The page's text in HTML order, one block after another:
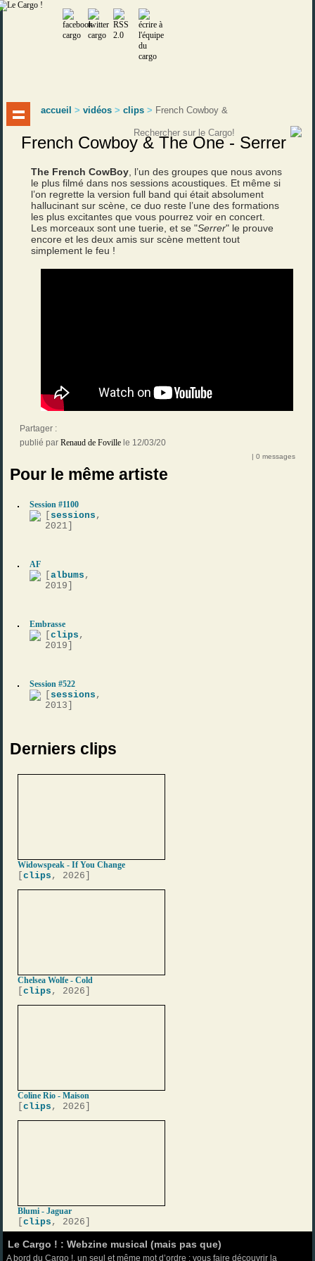
accueil >vidéos >clips > French Cowboy &
French Cowboy & The One - Serrer
The French CowBoy , l’un des groupes que nous avons
le plus filmé dans nos sessions acoustiques. Et même si
l’on regrette la version full band qui était absolument
hallucinant sur scène, ce duo reste l’une des formations
les plus excitantes que vous pourrez voir en concert.
Les morceaux sont une tuerie, et se "Serrer" le prouve
encore et les deux amis sur scène mettent tout
simplement le feu !
Partager :
publié par Renaud de Foville le 12/03/20
| 0 messages
Pour le même artiste
Session #1100
sessions ,
2021]
AF
[albums ,
2019]
Embrasse
[clips ,
2019]
Session #522
sessions ,
2013]
Derniers clips
Widowspeak - If You Change
[clips , 2026]
Chelsea Wolfe - Cold
[clips , 2026]
Coline Rio - Maison
[clips , 2026]
Blumi - Jaguar
[clips , 2026]
Le Cargo ! : Webzine musical (mais pas que)
A bord du Cargo !, un seul et même mot d’ordre : vous faire découvrir la